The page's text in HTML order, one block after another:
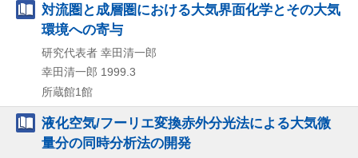
対流圏と成層圏における大気界面化学とその大気
環境への寄与
研究代表者 幸田清一郎
幸田清一郎 1999.3
所蔵館1館
液化空気/フーリエ変換赤外分光法による大気微
量分の同時分析法の開発